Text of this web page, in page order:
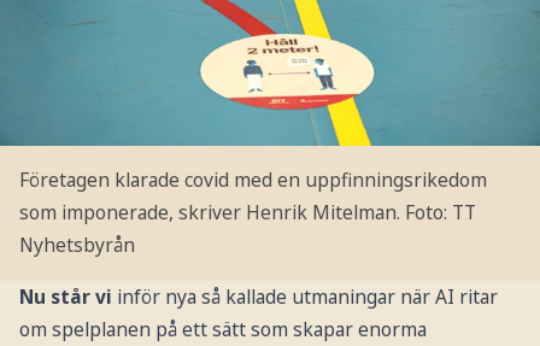
Företagen klarade covid med en uppfinningsrikedom
som imponerade, skriver Henrik Mitelman. Foto: TT
Nyhetsbyrån
Nu står vi inför nya så kallade utmaningar när AI ritar
om spelplanen på ett sätt som skapar enorma